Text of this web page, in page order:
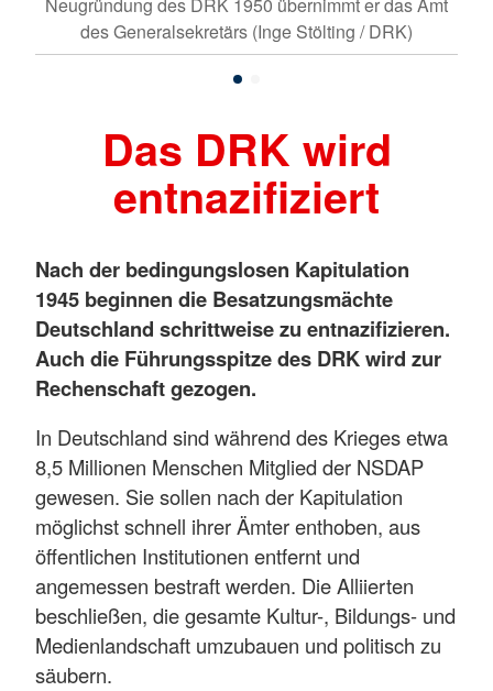
des Generalsekretärs (Inge Stölting / DRK)
Das DRK wird
entnazifiziert
Nach der bedingungslosen Kapitulation
1945 beginnen die Besatzungsmächte
Deutschland schrittweise zu entnazifizieren.
Auch die Führungsspitze des DRK wird zur
Rechenschaft gezogen.
In Deutschland sind während des Krieges etwa
8,5 Millionen Menschen Mitglied der NSDAP
gewesen. Sie sollen nach der Kapitulation
möglichst schnell ihrer Ämter enthoben, aus
öffentlichen Institutionen entfernt und
angemessen bestraft werden. Die Alliierten
beschließen, die gesamte Kultur-, Bildungs- und
Medienlandschaft umzubauen und politisch zu
säubern.